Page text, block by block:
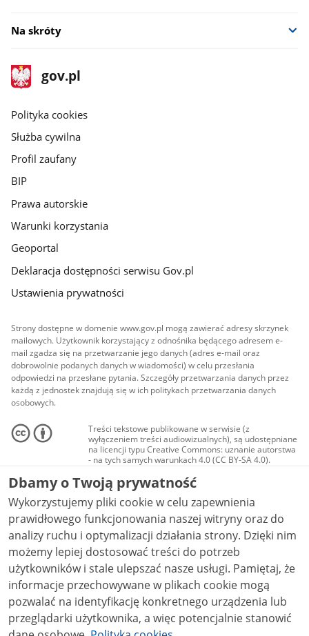
Na skróty
stopka
gov.pl
Strona
gov.pl
gov.pl
Polityka cookies
Służba cywilna
Profil zaufany
BIP
Prawa autorskie
Warunki korzystania
Geoportal
Deklaracja dostępności serwisu Gov.pl
Ustawienia prywatności
Strony dostępne w domenie www.gov.pl mogą zawierać adresy skrzynek
mailowych. Użytkownik korzystający z odnośnika będącego adresem e-
mail zgadza się na przetwarzanie jego danych (adres e-mail oraz
dobrowolnie podanych danych w wiadomości) w celu przesłania
odpowiedzi na przesłane pytania. Szczegóły przetwarzania danych przez
każdą z jednostek znajdują się w ich politykach przetwarzania danych
osobowych.
Treści tekstowe publikowane w serwisie (z
wyłączeniem treści audiowizualnych), są udostępniane
na licencji typu Creative Commons: uznanie autorstwa
- na tych samych warunkach 4.0 (CC BY-SA 4.0).
Materiały audiowizualne, w tym zdjęcia, materiały
audio i wideo, są udostępniane na licencji typu
Creative Commons: uznanie autorstwa użycie
niekomercyjne - bez utworów zależnych 4.0 (CC BY-
NC-ND 4.0), o ile nie jest to stwierdzone inaczej.
Dbamy o Twoją prywatność
Wykorzystujemy pliki cookie w celu zapewnienia
prawidłowego funkcjonowania naszej witryny oraz do
analizy ruchu i optymalizacji działania strony. Dzięki nim
możemy lepiej dostosować treści do potrzeb
użytkowników i stale ulepszać nasze usługi. Pamiętaj, że
informacje przechowywane w plikach cookie mogą
pozwalać na identyfikację konkretnego urządzenia lub
przeglądarki użytkownika, a więc potencjalnie stanowić